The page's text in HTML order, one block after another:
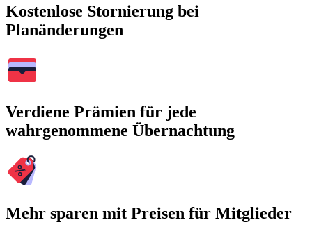
Kostenlose Stornierung bei
Planänderungen
Verdiene Prämien für jede
wahrgenommene Übernachtung
Mehr sparen mit Preisen für Mitglieder